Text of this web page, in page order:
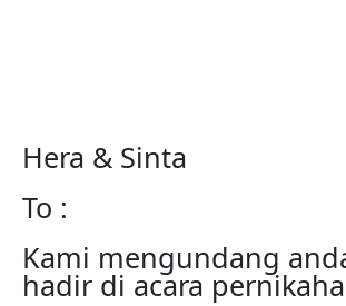
Hera & Sinta
To :
Kami mengundang
hadir di acara